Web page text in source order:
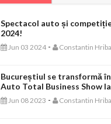
Spectacol auto și
2024!
Jun 03 2024 - Constantin
Bucureștiul se transformă
Auto Total Business Show
Jun 08 2023 - Constantin